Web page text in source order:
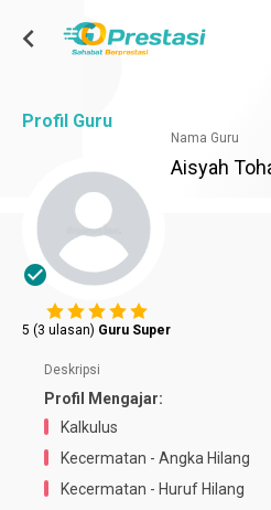
chevron_left
Profil Guru
check_circle
5 (3 ulasan) Guru Super
Nama Guru
Aisyah
Deskripsi
Profil Mengajar:
Kalkulus
Kecermatan - Angka Hilang
Kecermatan - Huruf Hilang